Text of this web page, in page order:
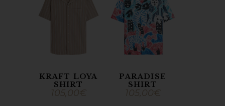
KRAFT LOYA
SHIRT
105,00€
PARADISE
SHIRT
105,00€